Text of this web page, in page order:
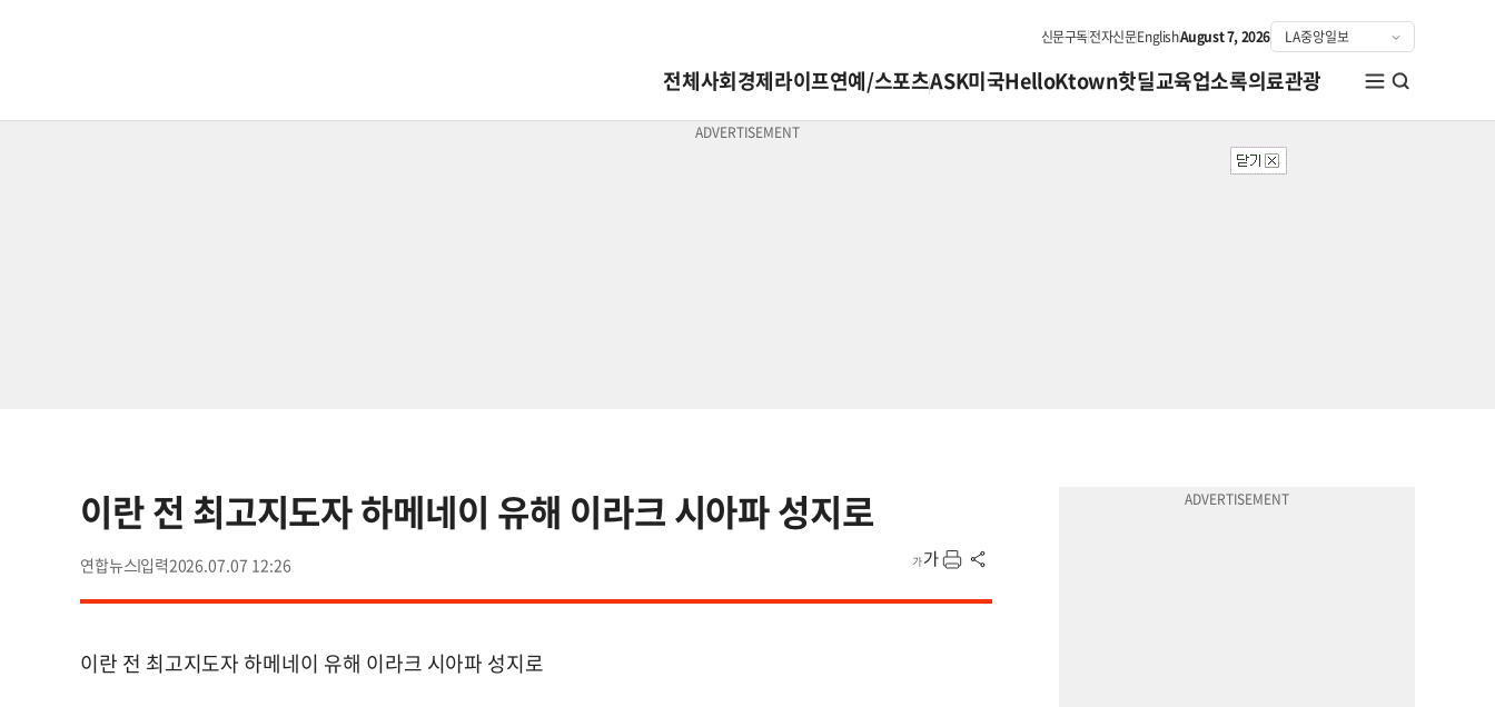
신문구독전자신문EnglishAugust 7, 2026
전체사회경제라이프연예/스포츠ASK미국HelloKtown핫딜교육업소록의료관광
이란 전 최고지도자 하메네이 유해 이라크 시아파 성지로
연합뉴스 2026.07.07 12:26
이란 전 최고지도자 하메네이 유해 이라크 시아파 성지로